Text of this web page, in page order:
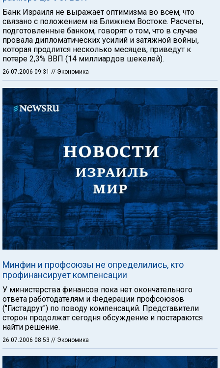
Банк Израиля не выражает оптимизма во всем, что
связано с положением на Ближнем Востоке. Расчеты,
подготовленные банком, говорят о том, что в случае
провала дипломатических усилий и затяжной войны,
которая продлится несколько месяцев, приведут к
потере 2,3% ВВП (14 миллиардов шекелей).
26.07.2006 09:31 // Экономика
Минфин и профсоюзы не определились, кто
профинансирует компенсации
У министерства финансов пока нет окончательного
ответа работодателям и Федерации профсоюзов
("Гистадрут") по поводу компенсаций. Представители
сторон продолжат сегодня обсуждение и постараются
найти решение.
26.07.2006 08:53 // Экономика